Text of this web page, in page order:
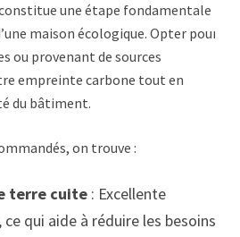
une étape fondamentale
maison écologique. Opter pour
ou provenant de sources
empreinte carbone tout en
du bâtiment.
on trouve :
terre cuite : Excellente
qui aide à réduire les besoins